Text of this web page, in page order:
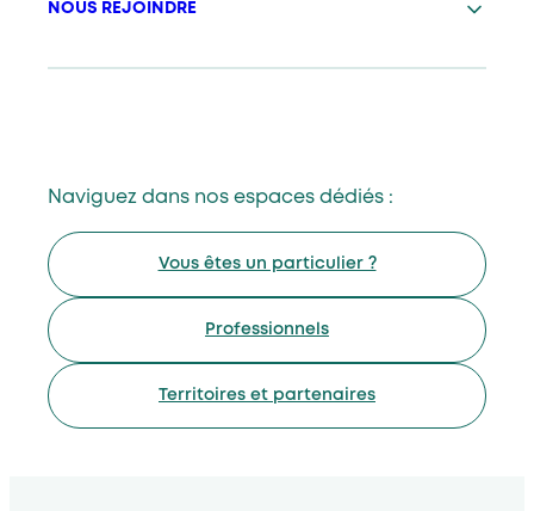
NOUS REJOINDRE
Naviguez dans nos espaces dédiés :
Vous êtes un particulier ?
Professionnels
Territoires et partenaires